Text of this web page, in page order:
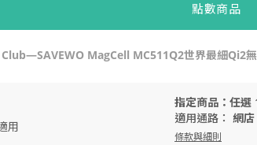
點數商品
MagCell MC511Q2世界最細Qi2
用
指定商品：任選
適用通路： 網店
條款與細則